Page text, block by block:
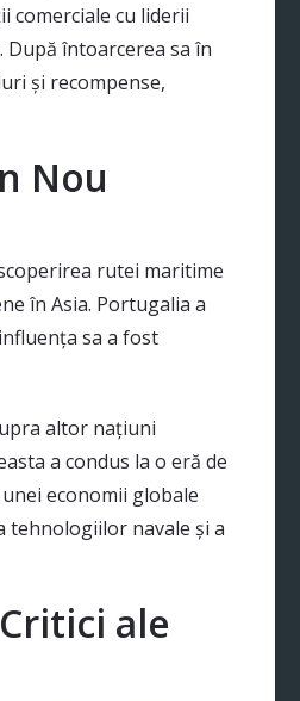
comerciale cu liderii
întoarcerea sa în
și recompense,
Nou
rutei maritime
în Asia. Portugalia a
sa a fost
altor națiuni
a condus la o eră de
economii globale
tehnologiilor navale și a
ale